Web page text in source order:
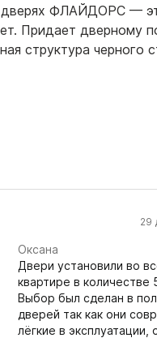
29
Оксана
Двери установили во
квартире в количестве
Выбор был сделан в
дверей так как они
лёгкие в эксплуатации,
ФЛАЙДОРС —
Придает дверному
структура черного